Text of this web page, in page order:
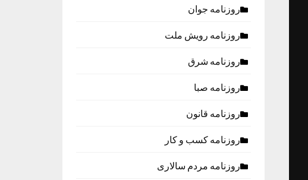
روزنامه جوان
روزنامه رویش ملت
روزنامه شرق
روزنامه صبا
روزنامه قانون
روزنامه كسب و كار
روزنامه مردم سالاری